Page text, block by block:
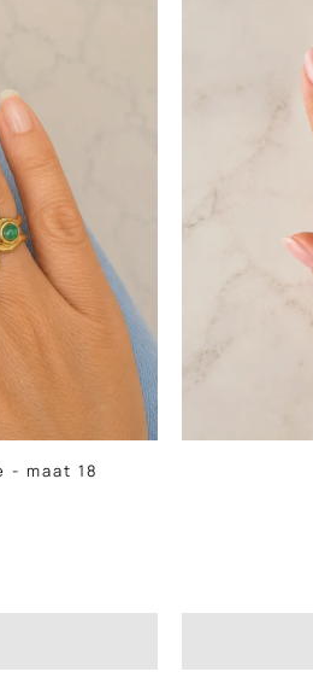
maat 18